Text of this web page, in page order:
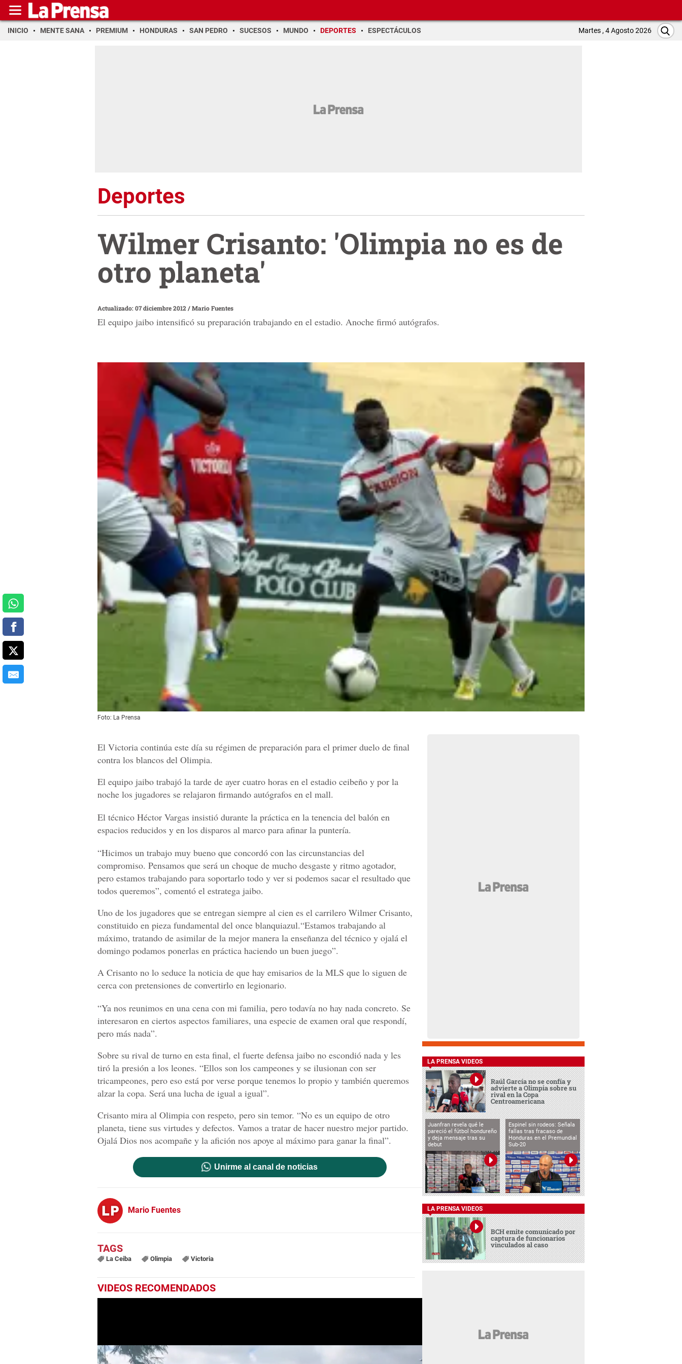
INICIO MENTE SANA PREMIUM HONDURAS SAN PEDRO SUCESOS MUNDO DEPORTES ESPECTÁCULOS Martes , 4 Agosto 2026
Deportes
Wilmer Crisanto: 'Olimpia no es de
otro planeta'
Actualizado: 07 diciembre 2012/Mario Fuentes
El equipo jaibo intensificó su preparación trabajando en el estadio. Anoche firmó autógrafos.
Foto: La Prensa
El Victoria continúa este día su régimen de preparación para el primer duelo de final
contra los blancos del Olimpia.
El equipo jaibo trabajó la tarde de ayer cuatro horas en el estadio ceibeño y por la
noche los jugadores se relajaron firmando autógrafos en el mall.
El técnico Héctor Vargas insistió durante la práctica en la tenencia del balón en
espacios reducidos y en los disparos al marco para afinar la puntería.
“Hicimos un trabajo muy bueno que concordó con las circunstancias del
compromiso. Pensamos que será un choque de mucho desgaste y ritmo agotador,
pero estamos trabajando para soportarlo todo y ver si podemos sacar el resultado que
todos queremos”, comentó el estratega jaibo.
Uno de los jugadores que se entregan siempre al cien es el carrilero Wilmer Crisanto,
constituido en pieza fundamental del once blanquiazul.“Estamos trabajando al
máximo, tratando de asimilar de la mejor manera la enseñanza del técnico y ojalá el
domingo podamos ponerlas en práctica haciendo un buen juego”.
A Crisanto no lo seduce la noticia de que hay emisarios de la MLS que lo siguen de
cerca con pretensiones de convertirlo en legionario.
“Ya nos reunimos en una cena con mi familia, pero todavía no hay nada concreto. Se
interesaron en ciertos aspectos familiares, una especie de examen oral que respondí,
pero más nada”.
Sobre su rival de turno en esta final, el fuerte defensa jaibo no escondió nada y les
tiró la presión a los leones. “Ellos son los campeones y se ilusionan con ser
tricampeones, pero eso está por verse porque tenemos lo propio y también queremos
alzar la copa. Será una lucha de igual a igual”.
Crisanto mira al Olimpia con respeto, pero sin temor. “No es un equipo de otro
planeta, tiene sus virtudes y defectos. Vamos a tratar de hacer nuestro mejor partido.
Ojalá Dios nos acompañe y la afición nos apoye al máximo para ganar la final”.
Unirme al canal de noticias
Mario Fuentes
La Ceiba Olimpia Victoria
VIDEOS RECOMENDADOS
LA PRENSA VIDEOS
Raúl García no se confía y
advierte a Olimpia sobre su
rival en la Copa
Centroamericana
Juanfran revela qué le
pareció el fútbol hondureño
y deja mensaje tras su
debut
Espinel sin rodeos: Señala
fallas tras fracaso de
Honduras en el Premundial
Sub-20
LA PRENSA VIDEOS
BCH emite comunicado por
captura de funcionarios
vinculados al caso